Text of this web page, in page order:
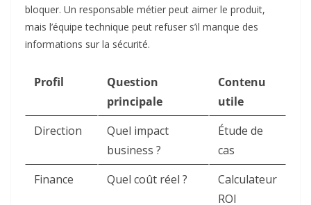
bloquer. Un responsable métier peut aimer le produit,
mais l’équipe technique peut refuser s’il manque des
informations sur la sécurité.
Profil
Question
principale
Contenu
utile
Direction
Quel impact
business ?
Étude de
cas
Finance
Quel coût réel ?
Calculateur
ROI